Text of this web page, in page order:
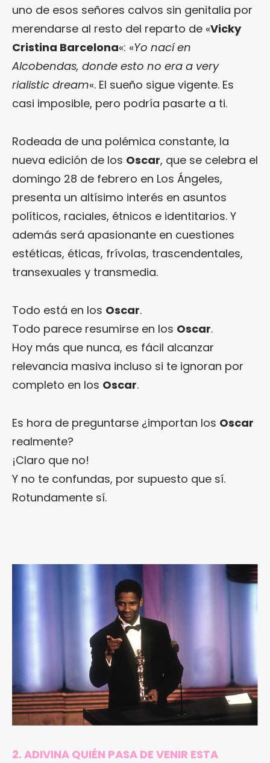
uno de esos señores calvos sin genitalia por
merendarse al resto del reparto de «Vicky
Cristina Barcelona«: «Yo nací en
Alcobendas, donde esto no era a very
rialistic dream«. El sueño sigue vigente. Es
casi imposible, pero podría pasarte a ti.
Rodeada de una polémica constante, la
nueva edición de los Oscar, que se celebra el
domingo 28 de febrero en Los Ángeles,
presenta un altísimo interés en asuntos
políticos, raciales, étnicos e identitarios. Y
además será apasionante en cuestiones
estéticas, éticas, frívolas, trascendentales,
transexuales y transmedia.
Todo está en los Oscar.
Todo parece resumirse en los Oscar.
Hoy más que nunca, es fácil alcanzar
relevancia masiva incluso si te ignoran por
completo en los Oscar.
Es hora de preguntarse ¿importan los Oscar
realmente?
¡Claro que no!
Y no te confundas, por supuesto que sí.
Rotundamente sí.
2. ADIVINA QUIÉN PASA DE VENIR ESTA